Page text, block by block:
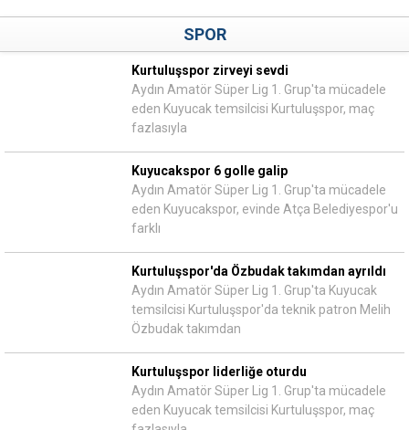
SPOR
Kurtuluşspor zirveyi sevdi
Aydın Amatör Süper Lig 1. Grup'ta mücadele
eden Kuyucak temsilcisi Kurtuluşspor, maç
fazlasıyla
Kuyucakspor 6 golle galip
Aydın Amatör Süper Lig 1. Grup'ta mücadele
eden Kuyucakspor, evinde Atça Belediyespor'u
farklı
Kurtuluşspor'da Özbudak takımdan ayrıldı
Aydın Amatör Süper Lig 1. Grup'ta Kuyucak
temsilcisi Kurtuluşspor'da teknik patron Melih
Özbudak takımdan
Kurtuluşspor liderliğe oturdu
Aydın Amatör Süper Lig 1. Grup'ta mücadele
eden Kuyucak temsilcisi Kurtuluşspor, maç